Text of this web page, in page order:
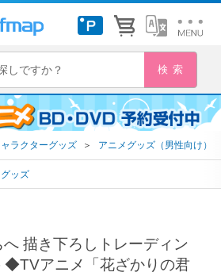
ラクターグッズ ＞ アニメグッズ（男性向け）
グッズ
描き下ろしトレーディン
◆TVアニメ「花ざかりの君